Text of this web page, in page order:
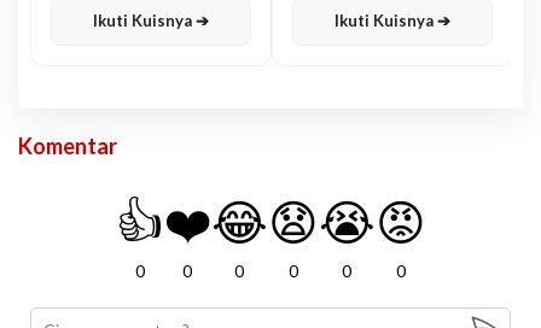
Ikuti Kuisnya ➔ Ikuti Kuisnya ➔
Komentar
👍
0
❤️
0
😂
0
😧
0
😭
0
😡
0